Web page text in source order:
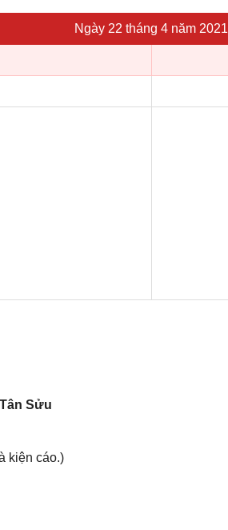
Ngày 22 tháng 4 năm 2021
Tân Sửu
kiện cáo.)